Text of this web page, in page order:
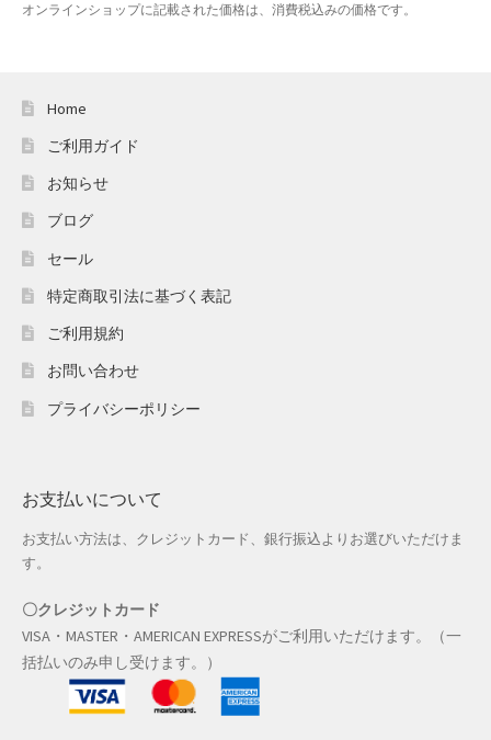
プライバシーポリシー
ベンダー登録
ホワイトデー特集
マイアカウント
配送先住所
冬服ファッション特集
商品一覧
夏服ファッション特集
店舗一覧
店舗管理
オンラインショップに記載された価格は、消費税込みの価格です。
Home
ご利用ガイド
お知らせ
ブログ
セール
特定商取引法に基づく表記
ご利用規約
お問い合わせ
プライバシーポリシー
お支払いについて
お支払い方法は、クレジットカード、銀行振込よりお選びいただけま
す。
〇クレジットカード
VISA・MASTER・AMERICAN EXPRESSがご利用いただけます。（一
括払いのみ申し受けます。）